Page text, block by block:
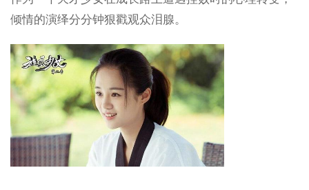
倾情的演绎分分钟狠戳观众泪腺。